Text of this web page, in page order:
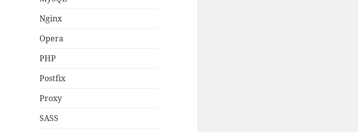
Nginx
Opera
PHP
Postfix
Proxy
SASS